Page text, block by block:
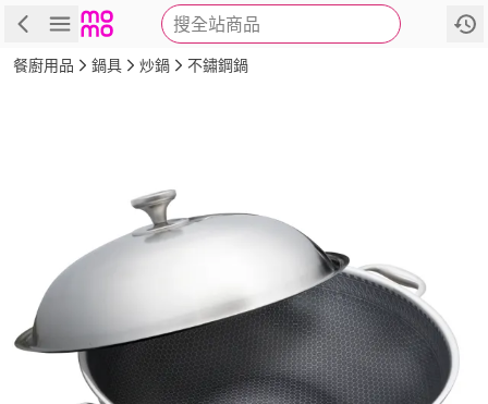
搜全站商品
商品 評價 詳情
餐廚用品 鍋具 炒鍋 不鏽鋼鍋